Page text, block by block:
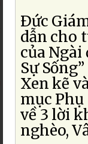
Ðức
dẫn cho
của Ngài
Sự
Xen kẽ
mục
về 3 lời
nghèo,